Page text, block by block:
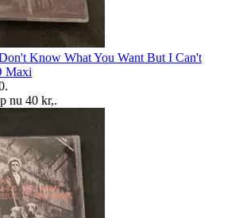
Know What You Want But I Can't
Maxi
.
nu 40 kr,.